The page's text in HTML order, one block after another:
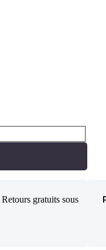
Retours gratuits sous